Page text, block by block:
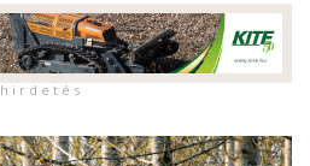
h i r d e t é s